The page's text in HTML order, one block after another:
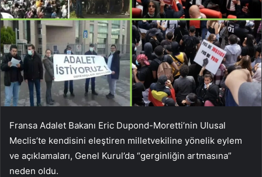
Fransa Adalet Bakanı Eric Dupond-Moretti’nin Ulusal
Meclis’te kendisini eleştiren milletvekiline yönelik eylem
ve açıklamaları, Genel Kurul’da “gerginliğin artmasına”
neden oldu.